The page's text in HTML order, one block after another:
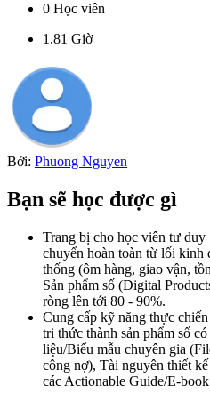
0 Học viên
1.81 Giờ
Bởi: Phuong Nguyen
Bạn sẽ học được gì
Trang bị cho học viên tư
chuyển hoàn toàn từ lối kinh
thống (ôm hàng, giao vận,
Sản phẩm số (Digital
ròng lên tới 80 - 90%.
Cung cấp kỹ năng thực
tri thức thành sản phẩm số
liệu/Biểu mẫu chuyên gia
công nợ), Tài nguyên thiết
các Actionable Guide/E-